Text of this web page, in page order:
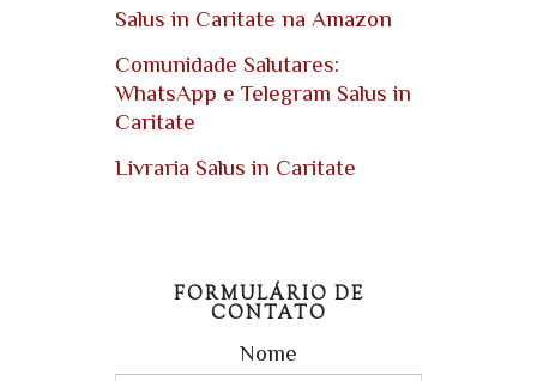
Salus in Caritate na Amazon
Comunidade Salutares:
WhatsApp e Telegram Salus in
Caritate
Livraria Salus in Caritate
FORMULÁRIO DE
CONTATO
Nome